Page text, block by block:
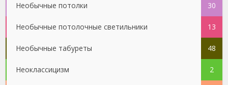
Необычные потолки 30
Необычные потолочные светильники 13
Необычные табуреты 48
Неоклассицизм 2